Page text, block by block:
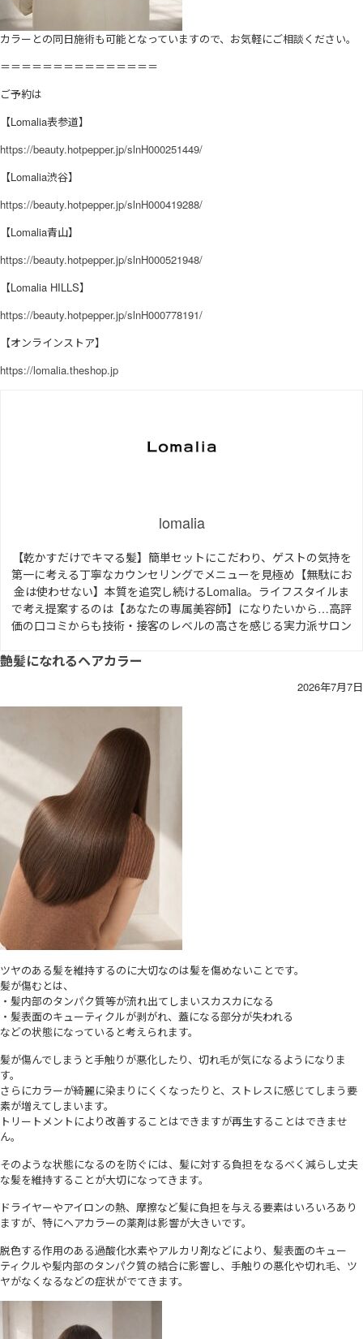
カラーとの同日施術も可能となっていますので、お気軽にご相談ください。
＝＝＝＝＝＝＝＝＝＝＝＝＝＝＝
ご予約は
【Lomalia表参道】
https://beauty.hotpepper.jp/slnH000251449/
【Lomalia渋谷】
https://beauty.hotpepper.jp/slnH000419288/
【Lomalia青山】
https://beauty.hotpepper.jp/slnH000521948/
【Lomalia HILLS】
https://beauty.hotpepper.jp/slnH000778191/
【オンラインストア】
https://lomalia.theshop.jp
lomalia
【乾かすだけでキマる髪】簡単セットにこだわり、ゲストの気持を
第一に考える丁寧なカウンセリングでメニューを見極め【無駄にお
金は使わせない】本質を追究し続けるLomalia。ライフスタイルま
で考え提案するのは【あなたの専属美容師】になりたいから…高評
価の口コミからも技術・接客のレベルの高さを感じる実力派サロン
艶髪になれるヘアカラー
2026年7月7日
ツヤのある髪を維持するのに大切なのは髪を傷めないことです。
髪が傷むとは、
・髪内部のタンパク質等が流れ出てしまいスカスカになる
・髪表面のキューティクルが剥がれ、蓋になる部分が失われる
などの状態になっていると考えられます。
髪が傷んでしまうと手触りが悪化したり、切れ毛が気になるようになりま
す。
さらにカラーが綺麗に染まりにくくなったりと、ストレスに感じてしまう要
素が増えてしまいます。
トリートメントにより改善することはできますが再生することはできませ
ん。
そのような状態になるのを防ぐには、髪に対する負担をなるべく減らし丈夫
な髪を維持することが大切になってきます。
ドライヤーやアイロンの熱、摩擦など髪に負担を与える要素はいろいろあり
ますが、特にヘアカラーの薬剤は影響が大きいです。
脱色する作用のある過酸化水素やアルカリ剤などにより、髪表面のキュー
ティクルや髪内部のタンパク質の結合に影響し、手触りの悪化や切れ毛、ツ
ヤがなくなるなどの症状がでてきます。